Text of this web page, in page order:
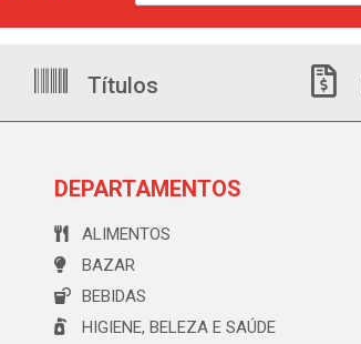
Títulos
DEPARTAMENTOS
ALIMENTOS
BAZAR
BEBIDAS
HIGIENE, BELEZA E SAÚDE